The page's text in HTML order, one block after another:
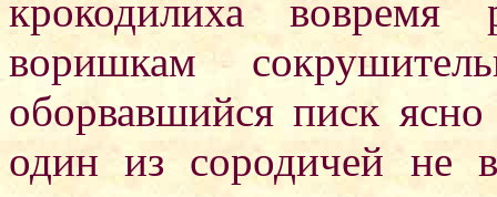
крокодилиха вовремя
воришкам
оборвавшийся писк
один из сородичей не